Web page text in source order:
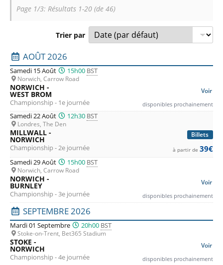
Page 1/3: Résultats 1-20 (de 46)
Trier par
Liste des prochains matchs : Norwich City. Colonne 1 :
AOÛT 2026
Samedi 15 Août 15h00 BST
Norwich, Carrow Road
Voir
NORWICH -
WEST BROM
Championship - 1e journée disponibles prochainement
Samedi 22 Août 12h30 BST
Londres, The Den
Billets
MILLWALL -
NORWICH
Championship - 2e journée à partir de 39€
Samedi 29 Août 15h00 BST
Norwich, Carrow Road
Voir
NORWICH -
BURNLEY
Championship - 3e journée disponibles prochainement
SEPTEMBRE 2026
Mardi 01 Septembre 20h00 BST
Stoke-on-Trent, Bet365 Stadium
Voir
STOKE -
NORWICH
Championship - 4e journée disponibles prochainement